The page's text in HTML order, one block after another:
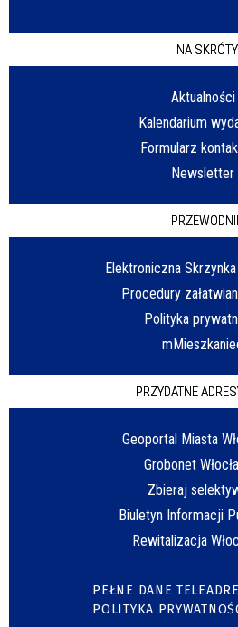
NA SKRÓTY
Aktualności
Kalendarium
Formularz
Newsletter
Elektroniczna
Procedury
Polityka
PRZYDATNE
Geoportal Miasta
Grobonet
Zbieraj
Biuletyn Informacji
Rewitalizacja
PEŁNE DANE
POLITYKA